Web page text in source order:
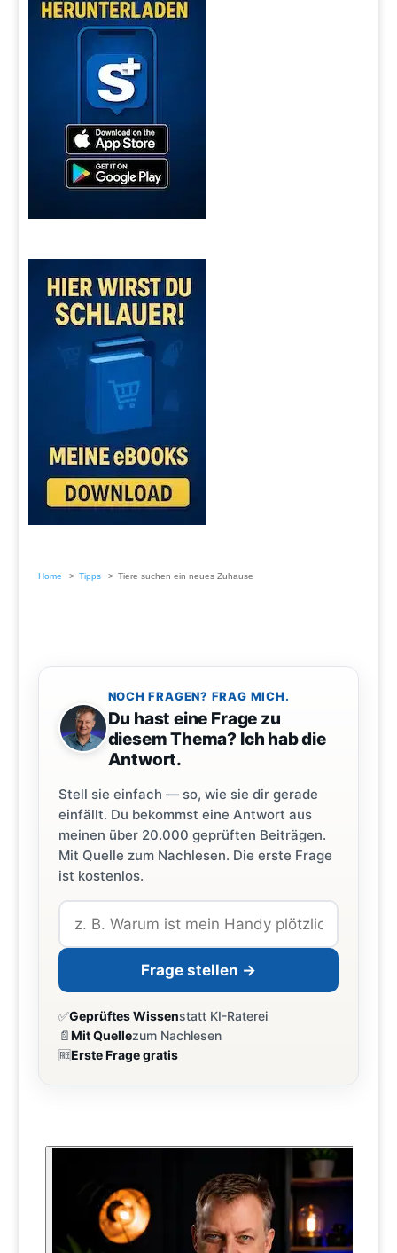
Home Tipps Tiere suchen ein neues Zuhause
NOCH FRAGEN? FRAG MICH.
Du hast eine Frage zu
diesem Thema? Ich hab die
Antwort.
Stell sie einfach — so, wie sie dir gerade
einfällt. Du bekommst eine Antwort aus
meinen über 20.000 geprüften Beiträgen.
Mit Quelle zum Nachlesen. Die erste Frage
ist kostenlos.
Frage stellen →
✅Geprüftes Wissenstatt KI-Raterei
📄Mit Quellezum Nachlesen
🆓Erste Frage gratis